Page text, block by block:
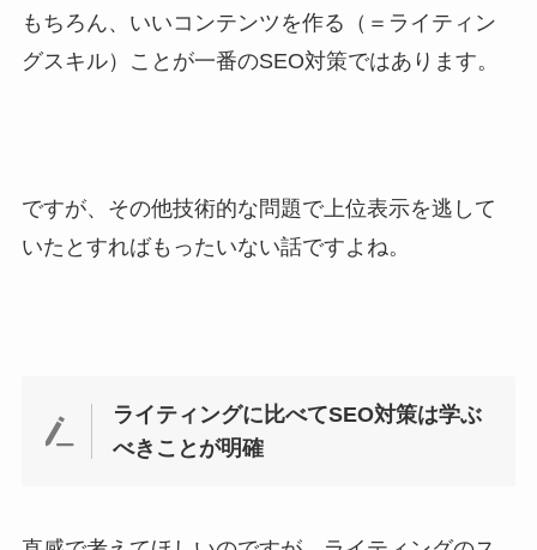
もちろん、いいコンテンツを作る（＝ライティン
グスキル）ことが一番のSEO対策ではあります。
ですが、その他技術的な問題で上位表示を逃して
いたとすればもったいない話ですよね。
ライティングに比べてSEO対策は学ぶ
べきことが明確